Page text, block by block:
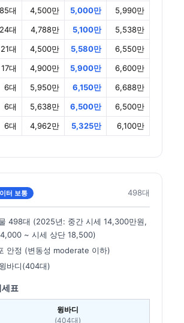
85대 4,500만 5,000만
5,990만
24대 4,788만 5,100만
5,538만
21대 4,500만 5,580만
6,550만
17대 4,900만 5,900만
6,600만
6대 5,950만 6,150만
6,688만
6대 5,638만 6,500만
6,500만
6대 4,962만 5,325만 6,100만
터 보통 498대
498대 (2025년: 중간 시세 14,300만원,
~ 시세 상단 18,500)
안정 (변동성 moderate 이하)
바디(404대)
표
윙바디
(404대)